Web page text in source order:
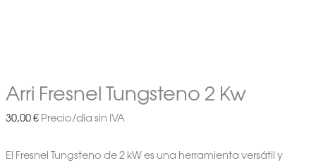
Arri Fresnel Tungsteno 2 Kw
30,00€ Precio/día sin IVA
El Fresnel Tungsteno de 2 kW es una herramienta versátil y